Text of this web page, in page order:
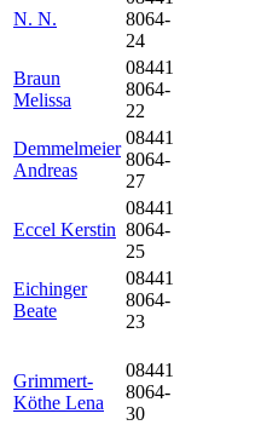
N. N.
8064-
24
Braun
Melissa
08441
8064-
22
Demmelmeier
Andreas
08441
8064-
27
Eccel Kerstin
08441
8064-
25
Eichinger
Beate
08441
8064-
23
Grimmert-
Köthe Lena
08441
8064-
30